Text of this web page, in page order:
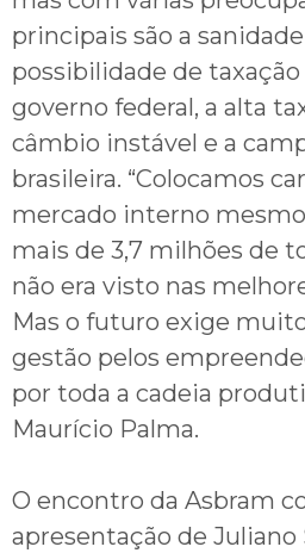
principais são a
possibilidade de
governo federal, a alta
câmbio instável e a
brasileira. “Colocamos
mercado interno
mais de 3,7 milhões de
não era visto nas
Mas o futuro exige
gestão pelos
por toda a cadeia
Maurício Palma.
O encontro da Asbram
apresentação de Juliano